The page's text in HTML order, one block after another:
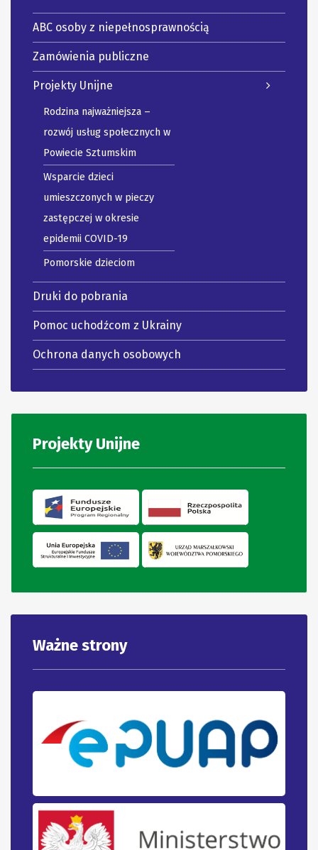
ABC osoby z niepełnosprawnością
Zamówienia publiczne
Projekty Unijne
Rodzina najważniejsza –
rozwój usług społecznych w
Powiecie Sztumskim
Wsparcie dzieci
umieszczonych w pieczy
zastępczej w okresie
epidemii COVID-19
Pomorskie dzieciom
Druki do pobrania
Pomoc uchodźcom z Ukrainy
Ochrona danych osobowych
Projekty Unijne
Ważne strony